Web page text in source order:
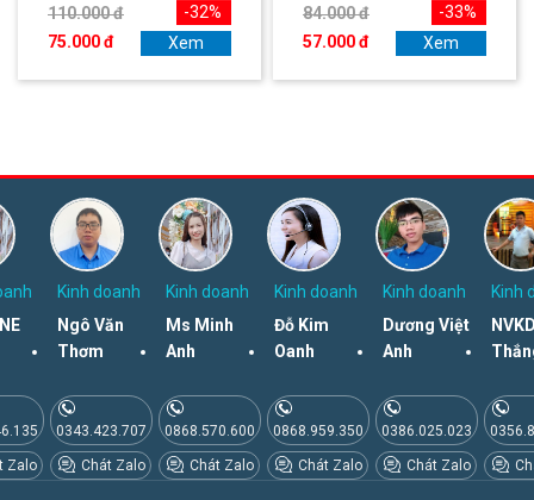
110.000 đ
75.000 đ
-32%
Xem
84.000 đ
57.000 đ
-33%
Xem
Zalo
Kinh doanh
Ngô Văn
Thơm
0343.423.707
Chát Zalo
Kinh doanh
Ms Minh
Anh
0868.570.600
Chát Zalo
Kinh doanh
Đỗ Kim
Oanh
0868.959.350
Chát Zalo
Kinh doanh
Dương Việt
Anh
0386.025.023
Chát Zalo
Kinh